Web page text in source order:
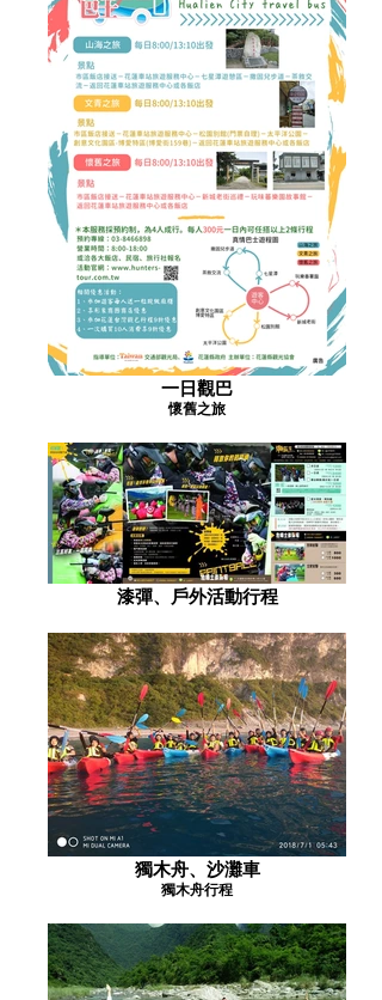
一日觀巴
懷舊之旅
漆彈、戶外活動行程
獨木舟、沙灘車
獨木舟行程